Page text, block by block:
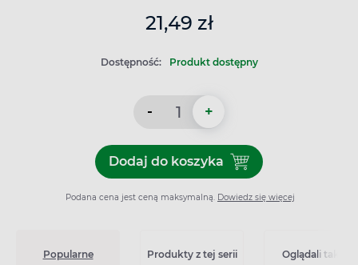
21,49 zł
Dostępność: Produkt dostępny
- +
Dodaj do koszykaDodaj do koszyka
Podana cena jest ceną maksymalną. Dowiedz się więcej
Popularne Produkty z tej serii Oglądali także